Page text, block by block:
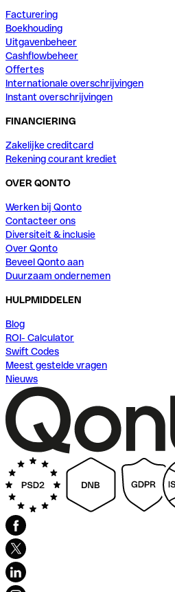
Facturering
Boekhouding
Uitgavenbeheer
Cashflowbeheer
Offertes
Internationale overschrijvingen
Instant overschrijvingen
FINANCIERING
Zakelijke creditcard
Rekening courant krediet
OVER QONTO
Werken bij Qonto
Contacteer ons
Diversiteit & inclusie
Over Qonto
Beveel Qonto aan
Duurzaam ondernemen
HULPMIDDELEN
Blog
ROI- Calculator
Swift Codes
Meest gestelde vragen
Nieuws